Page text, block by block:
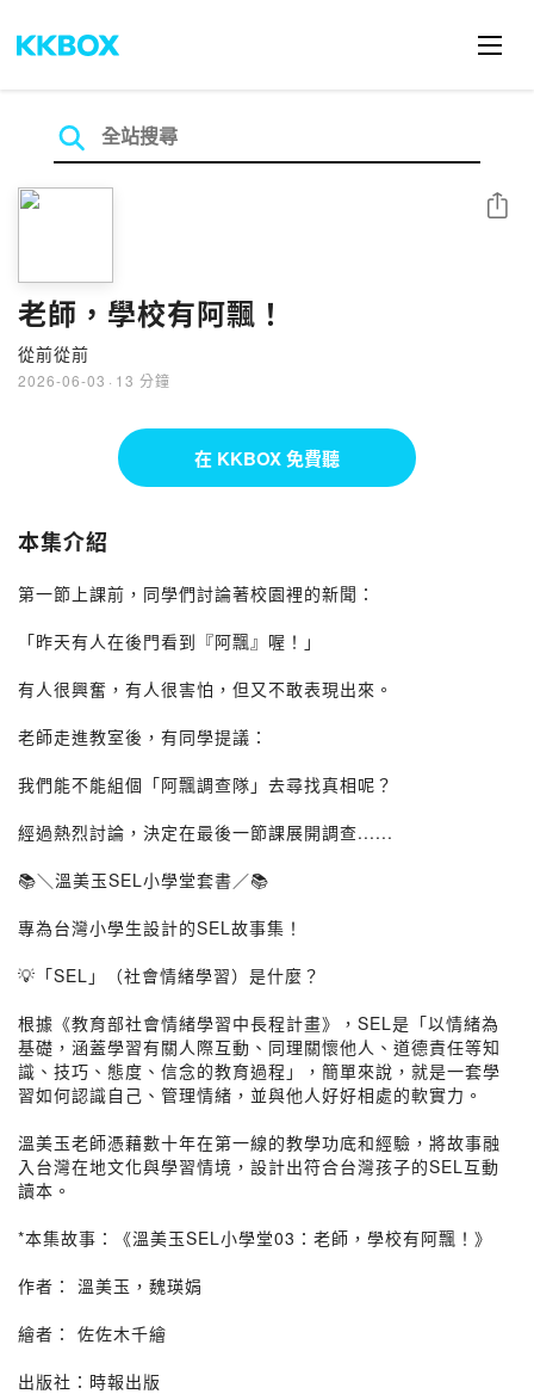
老師，學校有阿飄！
從前從前
2026-06-03 · 13 分鐘
分享
在 KKBOX 免費聽
本集介紹
第一節上課前，同學們討論著校園裡的新聞：
「昨天有人在後門看到『阿飄』喔！」
有人很興奮，有人很害怕，但又不敢表現出來。
老師走進教室後，有同學提議：
我們能不能組個「阿飄調查隊」去尋找真相呢？
經過熱烈討論，決定在最後一節課展開調查......
📚＼溫美玉SEL小學堂套書／📚
專為台灣小學生設計的SEL故事集！
💡「SEL」（社會情緒學習）是什麼？
根據《教育部社會情緒學習中長程計畫》，SEL是「以情緒為
基礎，涵蓋學習有關人際互動、同理關懷他人、道德責任等知
識、技巧、態度、信念的教育過程」，簡單來說，就是一套學
習如何認識自己、管理情緒，並與他人好好相處的軟實力。
溫美玉老師憑藉數十年在第一線的教學功底和經驗，將故事融
入台灣在地文化與學習情境，設計出符合台灣孩子的SEL互動
讀本。
*本集故事：《溫美玉SEL小學堂03：老師，學校有阿飄！》
作者： 溫美玉，魏瑛娟
繪者： 佐佐木千繪
出版社：時報出版